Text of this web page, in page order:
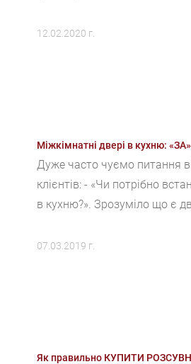
12.02.2020 г.
Міжкімнатні двері в кухню:
Дуже часто чуємо питання
клієнтів: - «Чи потрібно
в кухню?». Зрозуміло що є
07.03.2019 г.
Як правильно КУПИТИ